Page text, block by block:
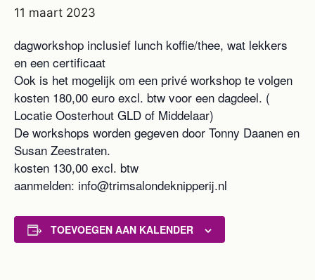
11 maart 2023
dagworkshop inclusief lunch koffie/thee, wat lekkers
en een certificaat
Ook is het mogelijk om een privé workshop te volgen
kosten 180,00 euro excl. btw voor een dagdeel. (
Locatie Oosterhout GLD of Middelaar)
De workshops worden gegeven door Tonny Daanen en
Susan Zeestraten.
kosten 130,00 excl. btw
aanmelden: info@trimsalondeknipperij.nl
TOEVOEGEN AAN KALENDER